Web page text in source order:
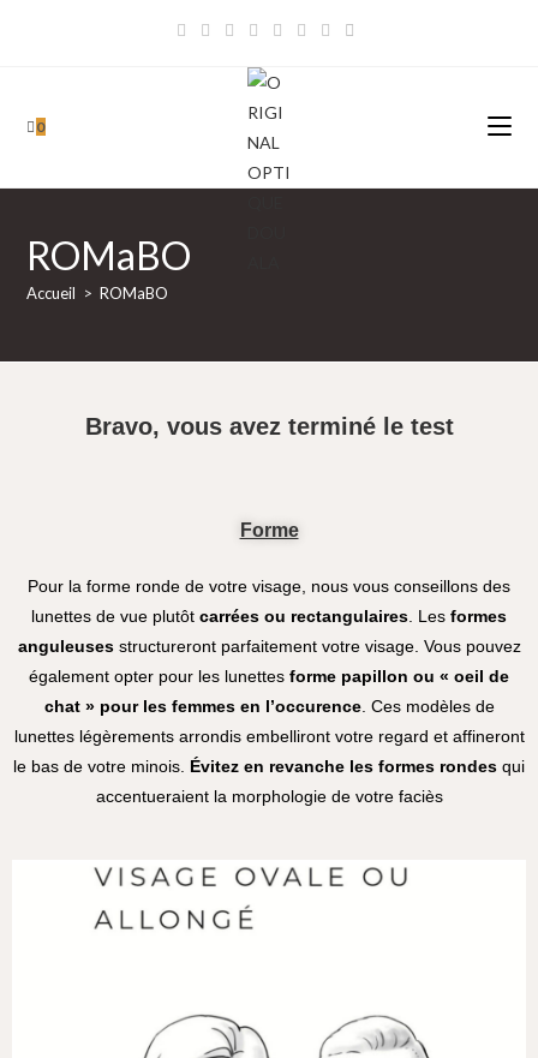
0
ROMaBO
Accueil > ROMaBO
Bravo, vous avez terminé le test
Forme
Pour la forme ronde de votre visage, nous vous conseillons des
lunettes de vue plutôt carrées ou rectangulaires . Les formes
anguleuses structureront parfaitement votre visage. Vous pouvez
également opter pour les lunettes forme papillon ou « oeil de
chat » pour les femmes en l’occurence. Ces modèles de
lunettes légèrements arrondis embelliront votre regard et affineront
le bas de votre minois. Évitez en revanche les formes rondes qui
accentueraient la morphologie de votre faciès